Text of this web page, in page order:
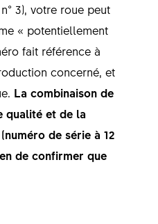
3), votre roue peut
« potentiellement
fait référence à
concerné, et
La combinaison de
qualité et de la
de série à 12
de confirmer que